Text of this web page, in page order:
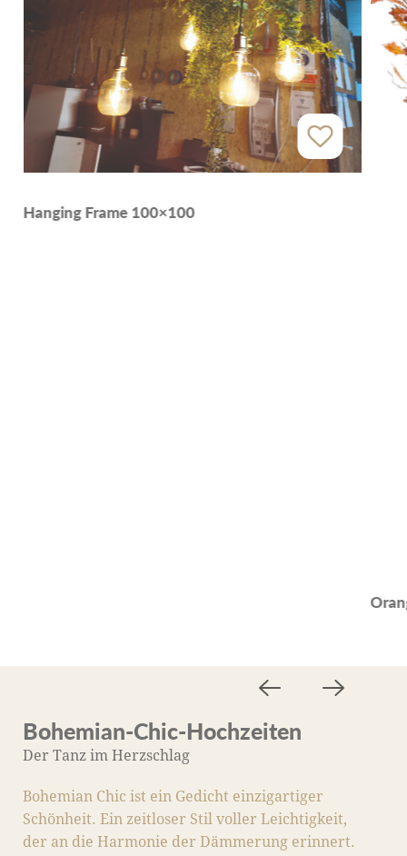
Hanging Frame 100×100
Bohemian-Chic-Hochzeiten
Der Tanz im Herzschlag
Bohemian Chic ist ein Gedicht einzigartiger
Schönheit. Ein zeitloser Stil voller Leichtigkeit,
der an die Harmonie der Dämmerung erinnert.